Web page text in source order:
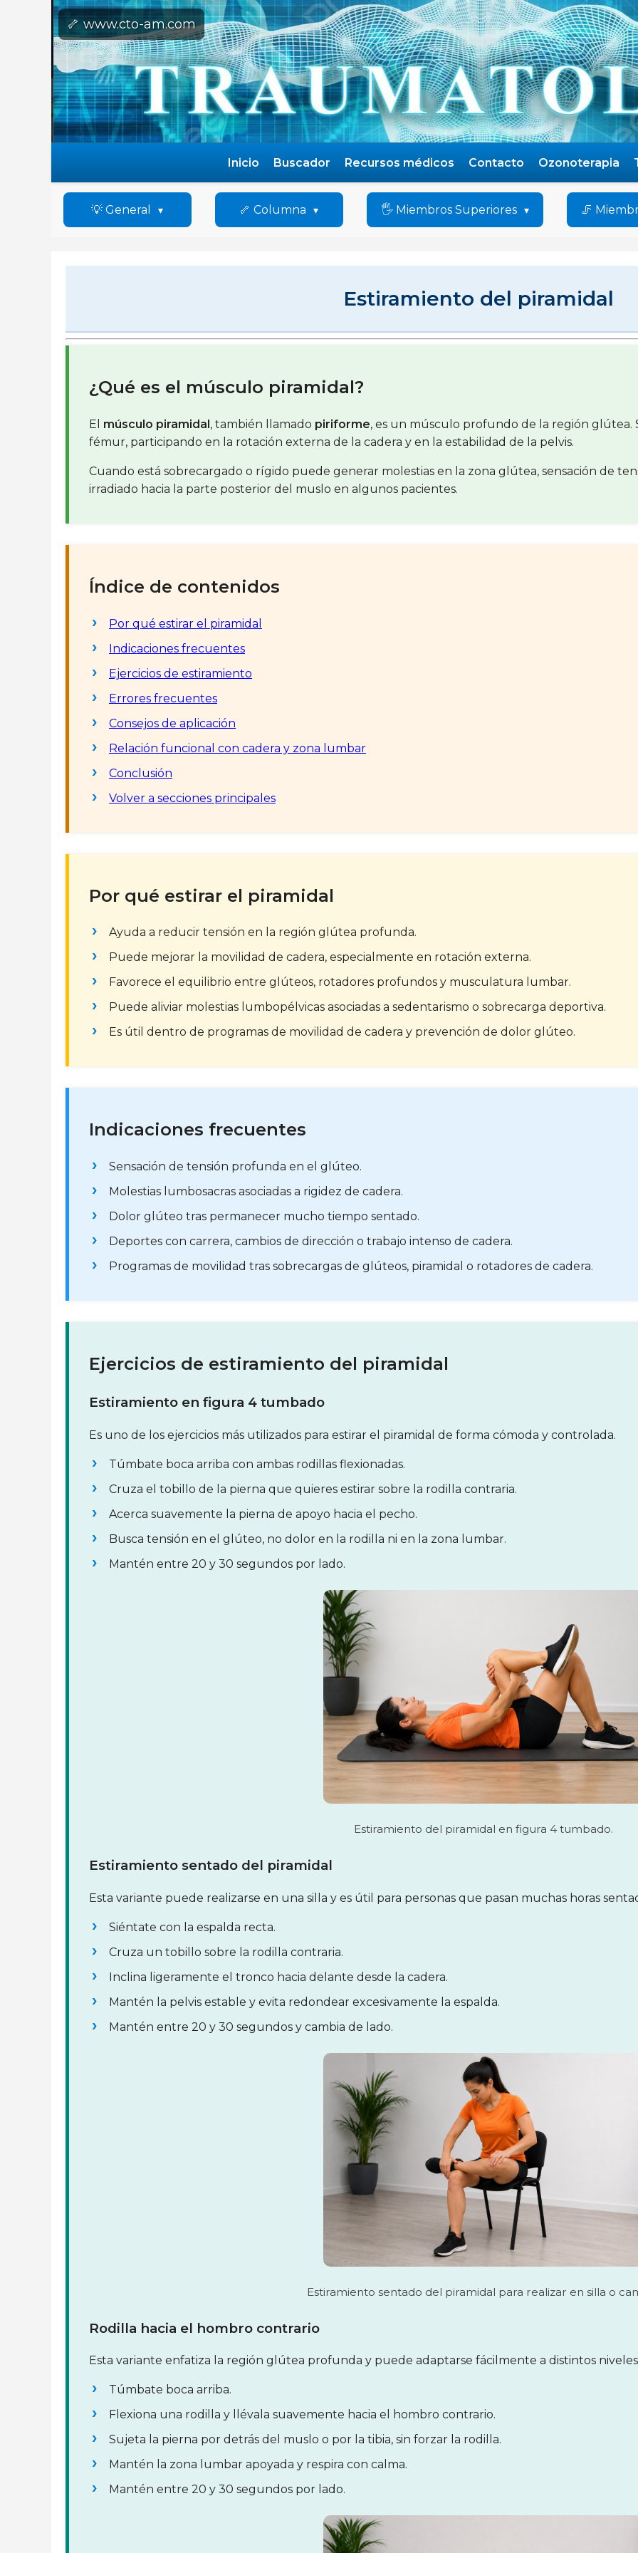
🦴 www.cto-am.com
Inicio Buscador Recursos médicos Contacto Ozonoterapia
💡 General 🦴 Columna 🖐️ Miembros Superiores 🦵
Estiramiento del piramidal
¿Qué es el músculo piramidal?
El músculo piramidal, también llamado piriforme, es un músculo profundo de la región glútea.
fémur, participando en la rotación externa de la cadera y en la estabilidad de la pelvis.
Cuando está sobrecargado o rígido puede generar molestias en la zona glútea, sensación de
irradiado hacia la parte posterior del muslo en algunos pacientes.
Índice de contenidos
Por qué estirar el piramidal
Indicaciones frecuentes
Ejercicios de estiramiento
Errores frecuentes
Consejos de aplicación
Relación funcional con cadera y zona lumbar
Conclusión
Volver a secciones principales
Por qué estirar el piramidal
Ayuda a reducir tensión en la región glútea profunda.
Puede mejorar la movilidad de cadera, especialmente en rotación externa.
Favorece el equilibrio entre glúteos, rotadores profundos y musculatura lumbar.
Puede aliviar molestias lumbopélvicas asociadas a sedentarismo o sobrecarga deportiva.
Es útil dentro de programas de movilidad de cadera y prevención de dolor glúteo.
Indicaciones frecuentes
Sensación de tensión profunda en el glúteo.
Molestias lumbosacras asociadas a rigidez de cadera.
Dolor glúteo tras permanecer mucho tiempo sentado.
Deportes con carrera, cambios de dirección o trabajo intenso de cadera.
Programas de movilidad tras sobrecargas de glúteos, piramidal o rotadores de cadera.
Ejercicios de estiramiento del piramidal
Estiramiento en figura 4 tumbado
Es uno de los ejercicios más utilizados para estirar el piramidal de forma cómoda y controlada.
Túmbate boca arriba con ambas rodillas flexionadas.
Cruza el tobillo de la pierna que quieres estirar sobre la rodilla contraria.
Acerca suavemente la pierna de apoyo hacia el pecho.
Busca tensión en el glúteo, no dolor en la rodilla ni en la zona lumbar.
Mantén entre 20 y 30 segundos por lado.
Estiramiento del piramidal en figura 4 tumbado.
Estiramiento sentado del piramidal
Esta variante puede realizarse en una silla y es útil para personas que pasan muchas horas
Siéntate con la espalda recta.
Cruza un tobillo sobre la rodilla contraria.
Inclina ligeramente el tronco hacia delante desde la cadera.
Mantén la pelvis estable y evita redondear excesivamente la espalda.
Mantén entre 20 y 30 segundos y cambia de lado.
Estiramiento sentado del piramidal para realizar en silla o
Rodilla hacia el hombro contrario
Esta variante enfatiza la región glútea profunda y puede adaptarse fácilmente a distintos
Túmbate boca arriba.
Flexiona una rodilla y llévala suavemente hacia el hombro contrario.
Sujeta la pierna por detrás del muslo o por la tibia, sin forzar la rodilla.
Mantén la zona lumbar apoyada y respira con calma.
Mantén entre 20 y 30 segundos por lado.